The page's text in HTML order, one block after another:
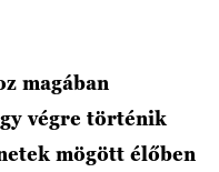
magában
végre történik
mögött élőben